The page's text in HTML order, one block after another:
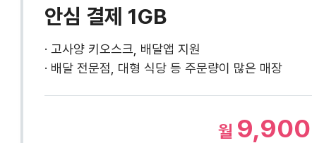
안심 결제 1GB
· 고사양 키오스크, 배달앱 지원
· 배달 전문점, 대형 식당 등 주문량이 많은 매장
월 9,900